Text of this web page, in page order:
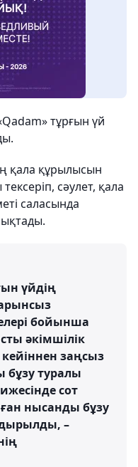
тұрғын үй
қала құрылысын
сәулет, қала
саласында
үйдің
бойынша
әкімшілік
заңсыз
туралы
сот
нысанды бұзу
–